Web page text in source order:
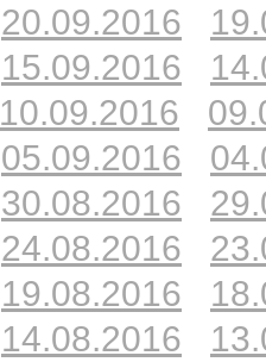
20.09.2016
15.09.2016
10.09.2016
05.09.2016
30.08.2016
24.08.2016
19.08.2016
14.08.2016